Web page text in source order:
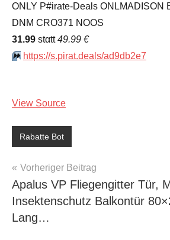
ONLY P#irate-Deals ONLMADISON
DNM CRO371 NOOS
31.99 stαtt49.99 €
⏩️ https://s.pirat.deals/ad9db2e7
View Source
Rabatte Bot
Beitragsnavigation
Vorheriger Beitrag
Apalus VP Fliegengitter Tür,
Insektenschutz Balkontür
Lang…